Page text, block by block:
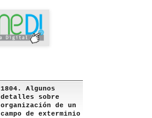
1804. Algunos
detalles sobre
organización de un
campo de exterminio